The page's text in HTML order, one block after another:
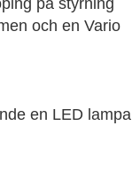
på styrning
och en Vario
en LED lampa